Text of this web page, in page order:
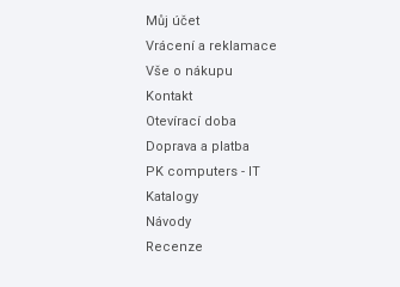
Můj účet
Vrácení a reklamace
Vše o nákupu
Kontakt
Otevírací doba
Doprava a platba
PK computers - IT
Katalogy
Návody
Recenze